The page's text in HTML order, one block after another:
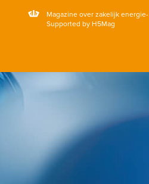
Magazine over zakelijk
Supported by H5Mag